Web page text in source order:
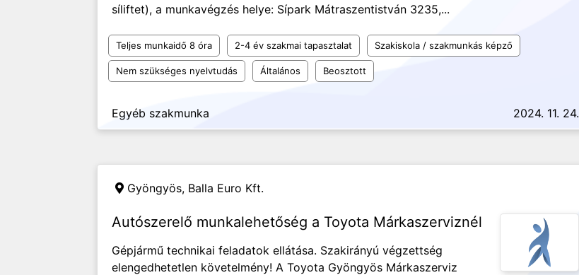
síliftet), a munkavégzés helye: Sípark Mátraszentistván 3235,...
Teljes munkaidő 8 óra 2-4 év szakmai tapasztalat Szakiskola / szakmunkás képző
Nem szükséges nyelvtudás Általános Beosztott
Egyéb szakmunka 2024. 11. 24.
Gyöngyös, Balla Euro Kft.
Autószerelő munkalehetőség a Toyota Márkaszerviznél
Gépjármű technikai feladatok ellátása. Szakirányú végzettség
elengedhetetlen követelmény! A Toyota Gyöngyös Márkaszerviz